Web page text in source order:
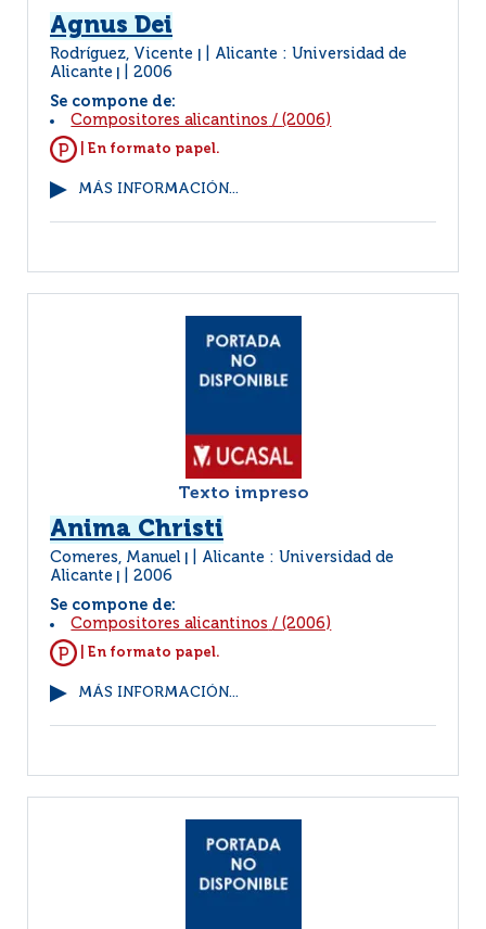
Agnus Dei
Rodríguez, Vicente
Alicante : Universidad de
Alicante
2006
Se compone de:
Compositores alicantinos /(2006)
| En formato papel.
MÁS INFORMACIÓN...
Texto impreso
Anima Christi
Comeres, Manuel
Alicante : Universidad de
Alicante
2006
Se compone de:
Compositores alicantinos /(2006)
| En formato papel.
MÁS INFORMACIÓN...